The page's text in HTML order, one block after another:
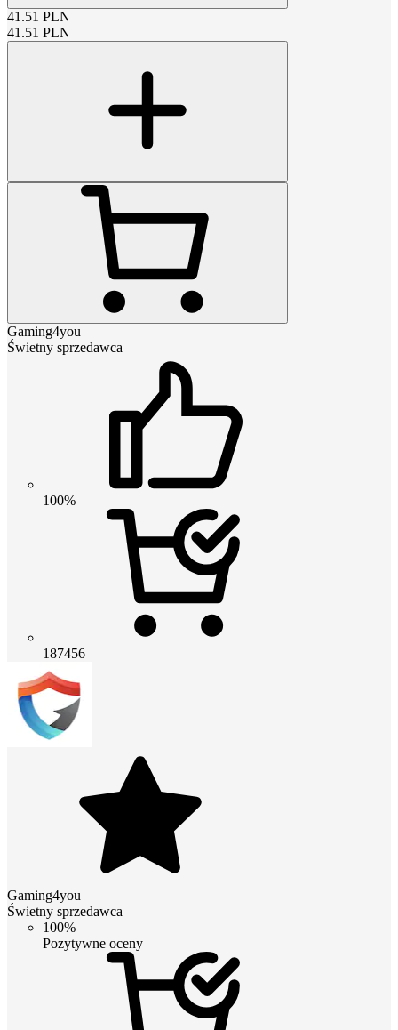
41.51 PLN
41.51 PLN
Gaming4you
Świetny sprzedawca
100%
187456
Gaming4you
Świetny sprzedawca
100%
Pozytywne oceny